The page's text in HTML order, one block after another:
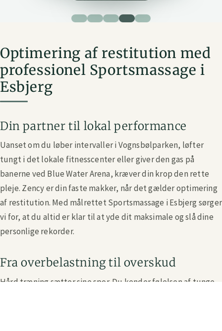
Optimering af restitution med
professionel Sportsmassage i
Esbjerg
Din partner til lokal performance
Uanset om du løber intervaller i Vognsbølparken, løfter
tungt i det lokale fitnesscenter eller giver den gas på
banerne ved Blue Water Arena, kræver din krop den rette
pleje. Zency er din faste makker, når det gælder optimering
af restitution. Med målrettet Sportsmassage i Esbjerg sørger
vi for, at du altid er klar til at yde dit maksimale og slå dine
personlige rekorder.
Fra overbelastning til overskud
Hård træning sætter sine spor. Du kender følelsen af tunge